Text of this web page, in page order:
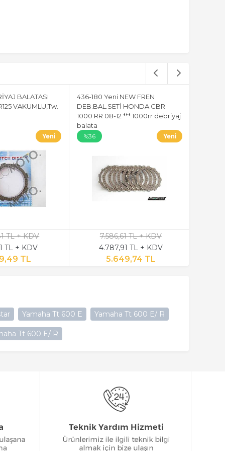
BALATASI
VAKUMLU,Tw.
TL + KDV
TL + KDV
TL
436-180 Yeni NEW FREN
DEB.BAL.SETİ HONDA CBR
1000 RR 08-12 *** 1000rr debriyaj
balata
%36
7.586,61 TL + KDV
4.787,91 TL + KDV
5.649,74 TL
Yamaha Tt 600 E Yamaha Tt 600 E/ R
Tt 600 E/ R